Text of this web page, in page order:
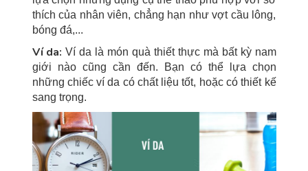
thích của nhân viên, chẳng hạn như vợt cầu lông,
bóng đá,...
Ví da: Ví da là món quà thiết thực mà bất kỳ nam
giới nào cũng cần đến. Bạn có thể lựa chọn
những chiếc ví da có chất liệu tốt, hoặc có thiết kế
sang trọng.